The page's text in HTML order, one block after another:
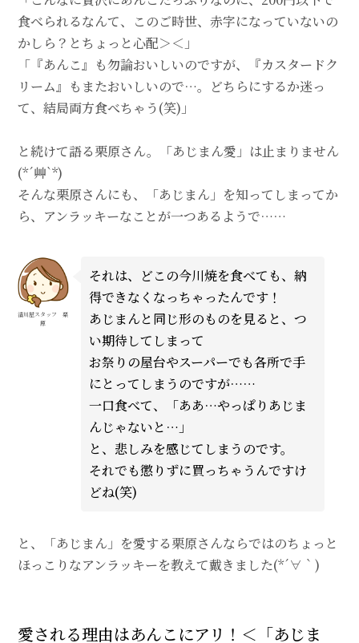
食べられるなんて、このご時世、赤字になっていないの
かしら？とちょっと心配＞＜」
「『あんこ』も勿論おいしいのですが、『カスタードク
リーム』もまたおいしいので…。どちらにするか迷っ
て、結局両方食べちゃう(笑)」
と続けて語る栗原さん。「あじまん愛」は止まりません
(*´艸`*)
そんな栗原さんにも、「あじまん」を知ってしまってか
ら、アンラッキーなことが一つあるようで……
清川屋スタッフ 栗
原
それは、どこの今川焼を食べても、納
得できなくなっちゃったんです！
あじまんと同じ形のものを見ると、つ
い期待してしまって
お祭りの屋台やスーパーでも各所で手
にとってしまうのですが……
一口食べて、「ああ…やっぱりあじま
んじゃないと…」
と、悲しみを感じてしまうのです。
それでも懲りずに買っちゃうんですけ
どね(笑)
と、「あじまん」を愛する栗原さんならではのちょっと
ほっこりなアンラッキーを教えて戴きました(*´∀｀)
愛される理由はあんこにアリ！＜「あじま